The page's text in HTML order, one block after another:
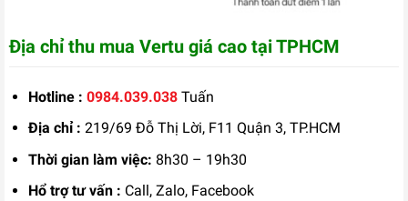
Địa chỉ thu mua Vertu giá cao tại TPHCM
Hotline : 0984.039.038Tuấn
Địa chỉ : 219/69 Đỗ Thị Lời, F11 Quận 3, TP.HCM
Thời gian làm việc: 8h30 – 19h30
Hổ trợ tư vấn : Call, Zalo, Facebook